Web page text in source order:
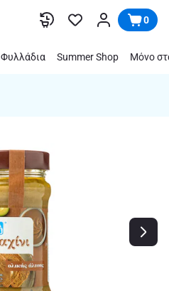
0
Φυλλάδια Summer Shop Μόνο